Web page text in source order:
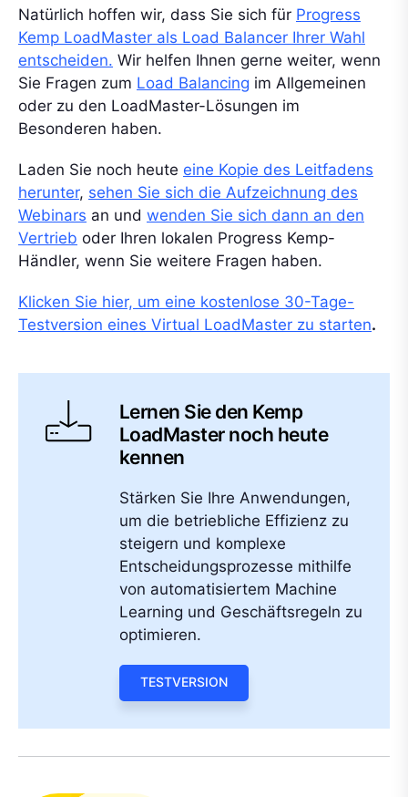
Natürlich hoffen wir, dass Sie sich für Progress
Kemp LoadMaster als Load Balancer Ihrer Wahl
entscheiden. Wir helfen Ihnen gerne weiter, wenn
Sie Fragen zum Load Balancing im Allgemeinen
oder zu den LoadMaster-Lösungen im
Besonderen haben.
Laden Sie noch heute eine Kopie des Leitfadens
herunter, sehen Sie sich die Aufzeichnung des
Webinars an und wenden Sie sich dann an den
Vertrieb oder Ihren lokalen Progress Kemp-
Händler, wenn Sie weitere Fragen haben.
Klicken Sie hier, um eine kostenlose 30-Tage-
Testversion eines Virtual LoadMaster zu starten.
Lernen Sie den Kemp
LoadMaster noch heute
kennen
Stärken Sie Ihre Anwendungen,
um die betriebliche Effizienz zu
steigern und komplexe
Entscheidungsprozesse mithilfe
von automatisiertem Machine
Learning und Geschäftsregeln zu
optimieren.
TESTVERSION